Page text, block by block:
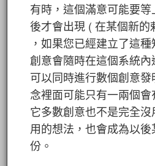
有時，這個滿意可能要
後才會出現 ( 在某個新的
，如果您已經建立了這
創意會隨時在這個系統
可以同時進行數個創意
念裡面可能只有一兩個
它多數創意也不是完全
用的想法，也會成為以
份。